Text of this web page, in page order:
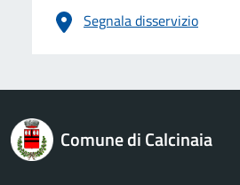
Segnala disservizio
logo Unione Europea
Comune di Calcinaia